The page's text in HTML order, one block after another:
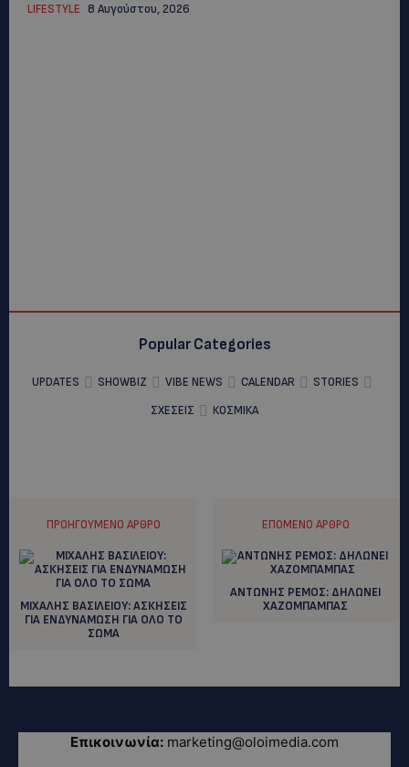
LIFESTYLE 8 Αυγούστου, 2026
Popular Categories
UPDATES SHOWBIZ VIBE NEWS CALENDAR
STORIES
ΣΧΕΣΕΙΣ
ΚΟΣΜΙΚΑ
ΠΡΟΗΓΟΎΜΕΝΟ ΆΡΘΡΟ
ΜΙΧΑΛΗΣ ΒΑΣΙΛΕΙΟΥ: ΑΣΚΗΣΕΙΣ
ΓΙΑ ΕΝΔΥΝΑΜΩΣΗ ΓΙΑ ΟΛΟ ΤΟ
ΣΩΜΑ
ΕΠΌΜΕΝΟ ΆΡΘΡΟ
ΑΝΤΩΝΗΣ ΡΕΜΟΣ: ΔΗΛΩΝΕΙ
ΧΑΖΟΜΠΑΜΠΑΣ
Επικοινωνία: marketing@oloimedia.com